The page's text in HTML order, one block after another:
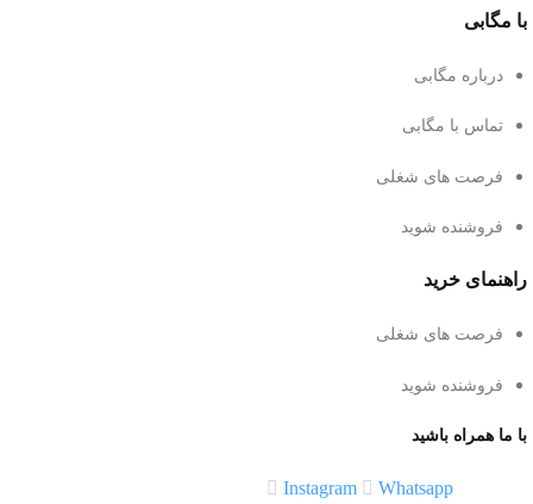
با مگابی
درباره مگابی
تماس با مگابی
فرصت های شغلی
فروشنده شوید
راهنمای خرید
فرصت های شغلی
فروشنده شوید
با ما همراه باشید
Instagram Whatsapp